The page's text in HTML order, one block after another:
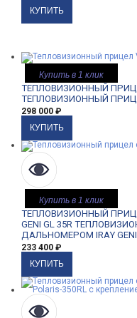
Купить в 1 клик
ТЕПЛОВИЗИОННЫЙ ПРИЦЕЛ
ТЕПЛОВИЗИОННЫЙ ПРИЦЕЛ
298 000 ₽
Купить в 1 клик
ТЕПЛОВИЗИОННЫЙ
GENI GL 35R
ДАЛЬНОМЕРОМ IRAY GENI
233 400 ₽